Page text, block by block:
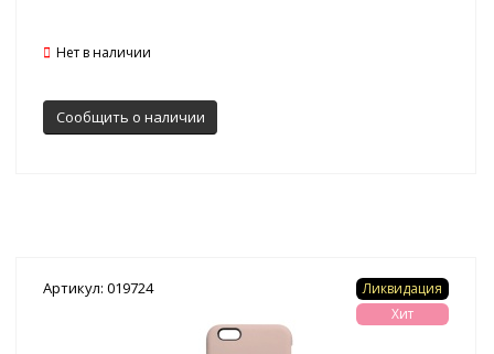
Нет в наличии
Сообщить о наличии
Артикул: 019724
Ликвидация
Хит